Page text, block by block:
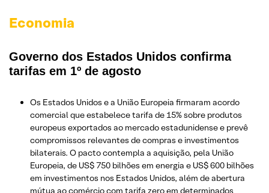
Economia
Governo dos Estados Unidos confirma
tarifas em 1º de agosto
Os Estados Unidos e a União Europeia firmaram acordo
comercial que estabelece tarifa de 15% sobre produtos
europeus exportados ao mercado estadunidense e prevê
compromissos relevantes de compras e investimentos
bilaterais. O pacto contempla a aquisição, pela União
Europeia, de US$ 750 bilhões em energia e US$ 600 bilhões
em investimentos nos Estados Unidos, além de abertura